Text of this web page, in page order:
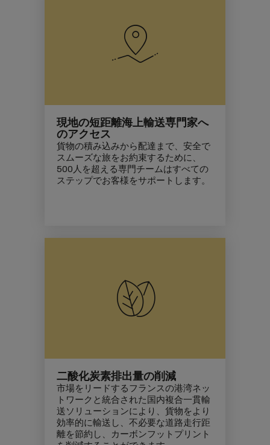
現地の短距離海上輸送専門家へ
のアクセス
貨物の積み込みから配達まで、安全で
スムーズな旅をお約束するために、
500人を超える専門チームはすべての
ステップでお客様をサポートします。
二酸化炭素排出量の削減
市場をリードするフランスの港湾ネッ
トワークと統合された国内複合一貫輸
送ソリューションにより、貨物をより
効率的に輸送し、不必要な道路走行距
離を節約し、
カーボンフットプリント